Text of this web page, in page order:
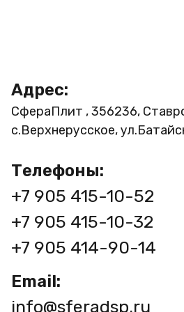
Адрес:
СфераПлит , 356236,
с.Верхнерусское,
Телефоны:
+7 905 415-10-52
+7 905 415-10-32
+7 905 414-90-14
Email:
info@sferadsp.ru